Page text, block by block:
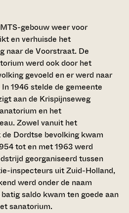
gebouw weer voor
en verhuisde het
naar de Voorstraat. De
werd ook door het
gevoeld en er werd naar
1946 stelde de gemeente
aan de Krispijnseweg
en het
Zowel vanuit het
Dordtse bevolking kwam
tot en met 1963 werd
georganiseerd tussen
inspecteurs uit Zuid-Holland,
werd onder de naam
saldo kwam ten goede aan
sanatorium.